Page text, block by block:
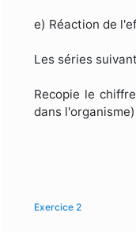
e) Réaction de
Les séries
Recopie le
dans l'organisme)
Exercice 2